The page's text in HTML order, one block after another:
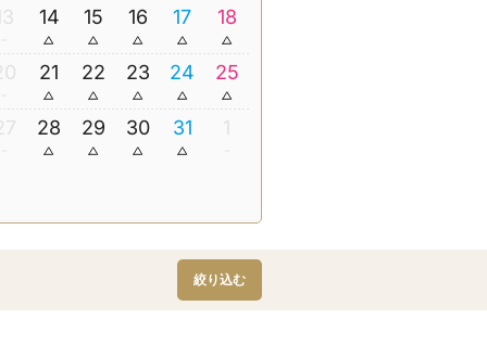
14 15 16 17 18
21 22 23 24 25
28 29 30 31 1
絞り込む